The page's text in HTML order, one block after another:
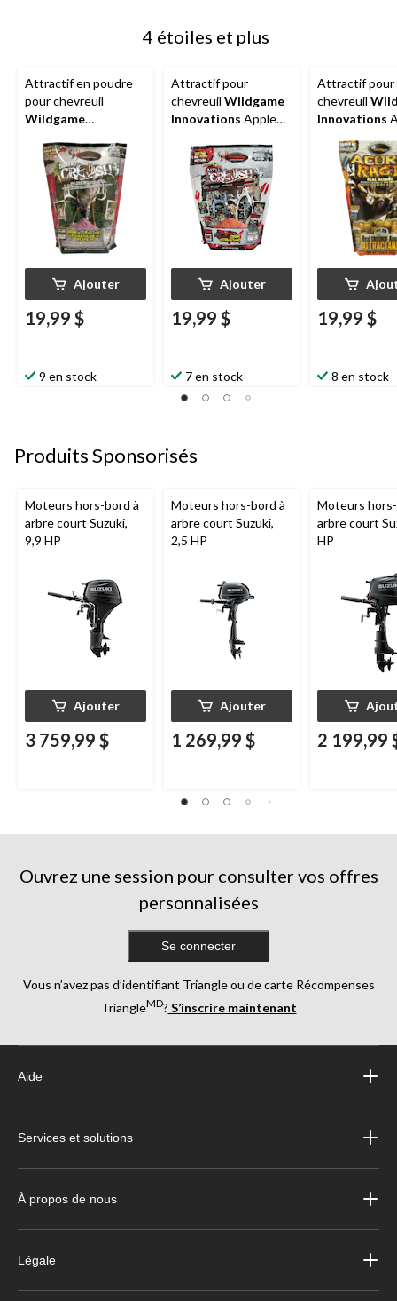
4 étoiles et plus
Attractif en poudre
pour chevreuil
Wildgame
Crush, 5 lb
Ajouter
19,99 $
9 en stock
Attractif pour
chevreuil Wildgame
Innovations Apple
Ajouter
19,99 $
7 en stock
Attractif pour
chevreuil
Innovations
19,99 $
8 en stock
Produits Sponsorisés
Moteurs hors-bord à
arbre court Suzuki,
9,9 HP
Ajouter
3 759,99 $
Moteurs hors-bord à
arbre court Suzuki,
2,5 HP
Ajouter
1 269,99 $
Moteurs
arbre court
HP
2 199,99
Ouvrez une session pour consulter vos offres
personnalisées
Se connecter
Vous n’avez pas d’identifiant Triangle ou de carte Récompenses
TriangleMD? S’inscrire maintenant
Aide
Services et solutions
À propos de nous
Légale